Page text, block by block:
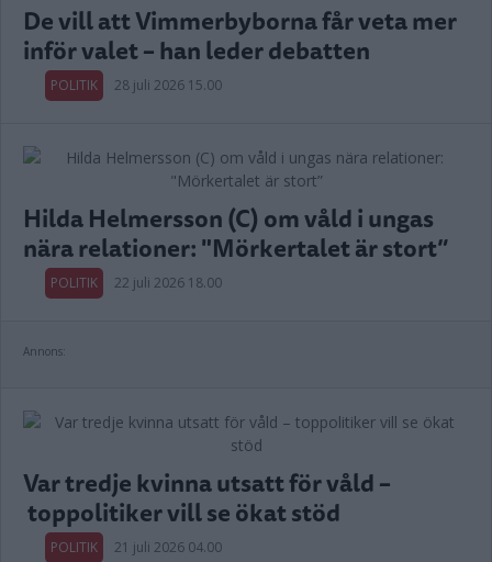
De vill att Vimmerbyborna får veta mer
inför valet – han leder debatten
POLITIK 28 juli 2026 15.00
Hilda Helmersson (C) om våld i ungas
nära relationer: "Mörkertalet är stort”
POLITIK 22 juli 2026 18.00
Annons:
Var tredje kvinna utsatt för våld –
toppolitiker vill se ökat stöd
POLITIK 21 juli 2026 04.00